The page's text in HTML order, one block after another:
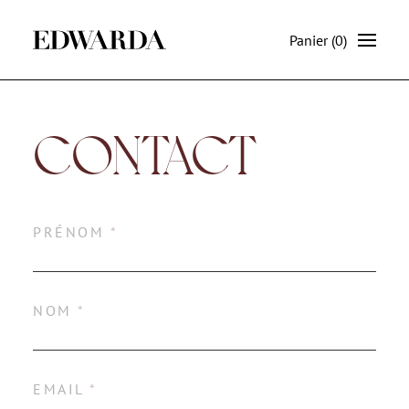
Panier (0)
CONTACT
PRÉNOM *
NOM *
EMAIL *